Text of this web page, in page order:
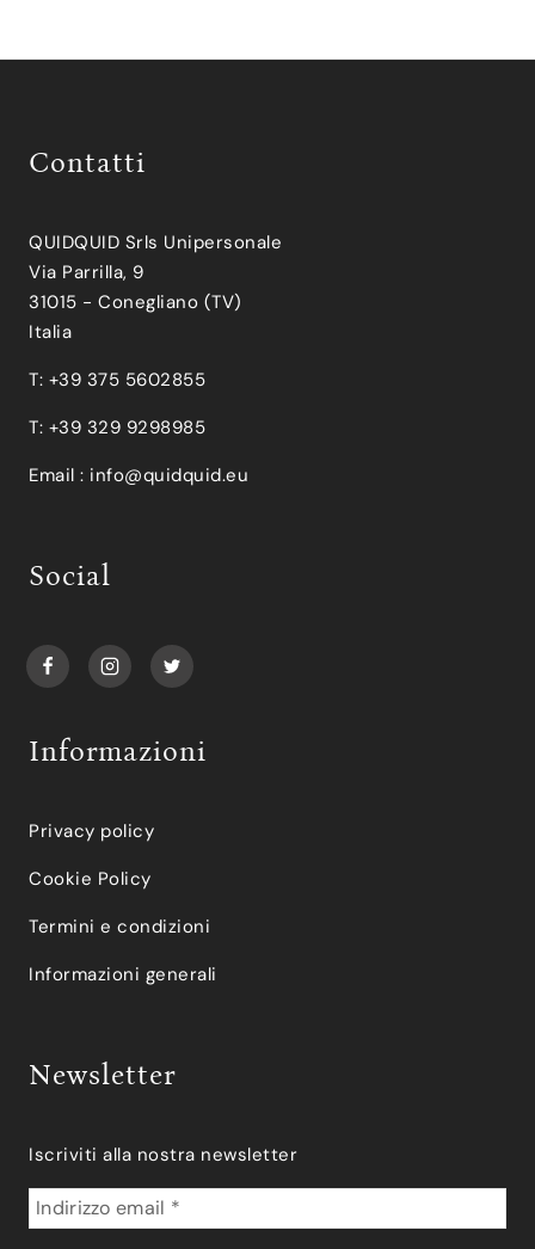
Contatti
QUIDQUID Srls Unipersonale
Via Parrilla, 9
31015 - Conegliano (TV)
Italia
T: +39 375 5602855
T: +39 329 9298985
Email : info@quidquid.eu
Social
Informazioni
Privacy policy
Cookie Policy
Termini e condizioni
Informazioni generali
Newsletter
Iscriviti alla nostra newsletter